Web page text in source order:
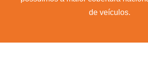
de veículos.